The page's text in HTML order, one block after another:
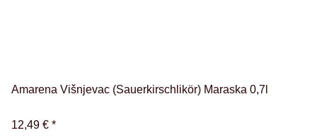
Amarena Višnjevac (Sauerkirschlikör) Maraska 0,7l
12,49 € *